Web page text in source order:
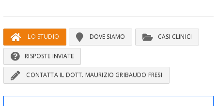
LO STUDIO DOVE SIAMO CASI CLINICI
RISPOSTE INVIATE
CONTATTA IL DOTT. MAURIZIO GRIBAUDO FRESI